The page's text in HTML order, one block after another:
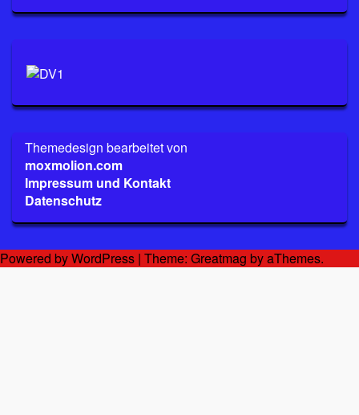
Themedesign bearbeitet von
moxmolion.com
Impressum und Kontakt
Datenschutz
Powered by WordPress | Theme: Greatmag by aThemes.